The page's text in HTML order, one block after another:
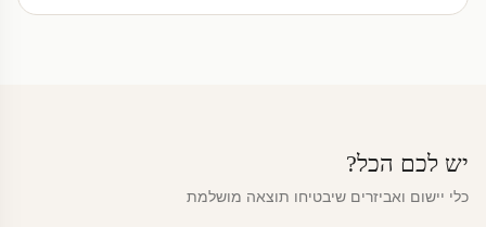
יש לכם הכל?
כלי יישום ואביזרים שיבטיחו תוצאה מושלמת